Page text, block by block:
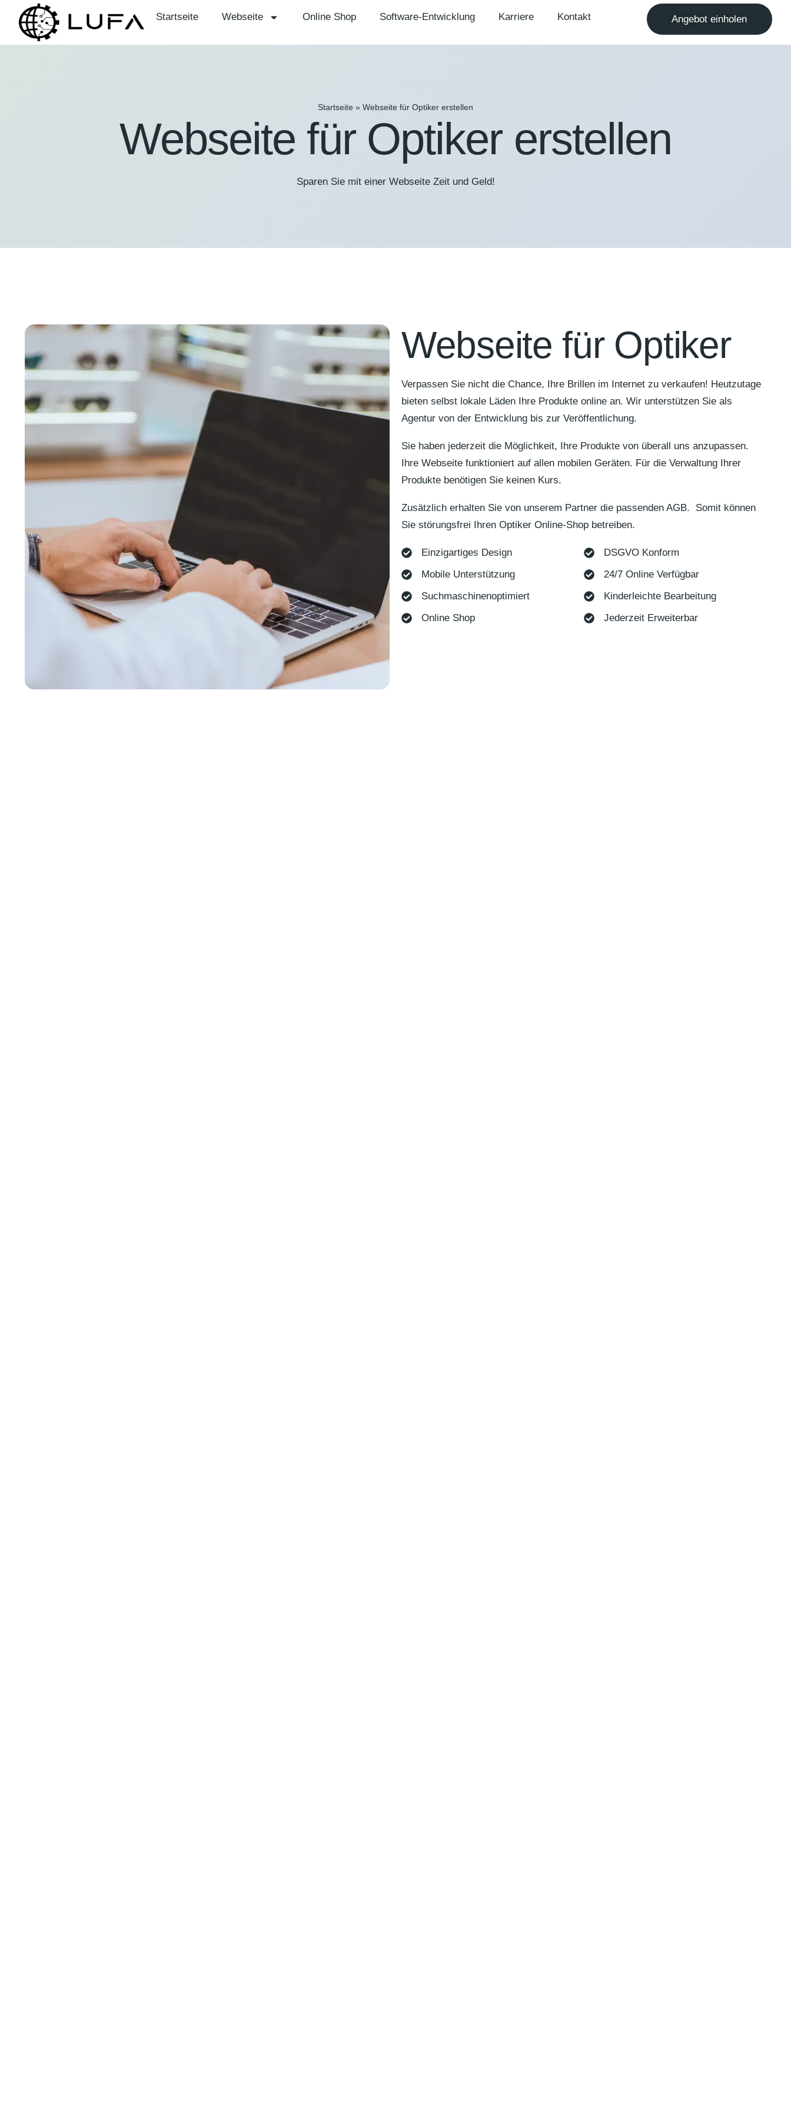
Startseite Webseite Online Shop Software-Entwicklung Karriere Kontakt Angebot einholen
Startseite » Webseite für Optiker erstellen
Webseite für Optiker erstellen
Sparen Sie mit einer Webseite Zeit und Geld!
Webseite für Optiker
Verpassen Sie nicht die Chance, Ihre Brillen im Internet zu verkaufen! Heutzutage
bieten selbst lokale Läden Ihre Produkte online an. Wir unterstützen Sie als
Agentur von der Entwicklung bis zur Veröffentlichung.
Sie haben jederzeit die Möglichkeit, Ihre Produkte von überall uns anzupassen.
Ihre Webseite funktioniert auf allen mobilen Geräten. Für die Verwaltung Ihrer
Produkte benötigen Sie keinen Kurs.
Zusätzlich erhalten Sie von unserem Partner die passenden AGB. Somit können
Sie störungsfrei Ihren Optiker Online-Shop betreiben.
Einzigartiges Design
Mobile Unterstützung
Suchmaschinenoptimiert
Online Shop
DSGVO Konform
24/7 Online Verfügbar
Kinderleichte Bearbeitung
Jederzeit Erweiterbar